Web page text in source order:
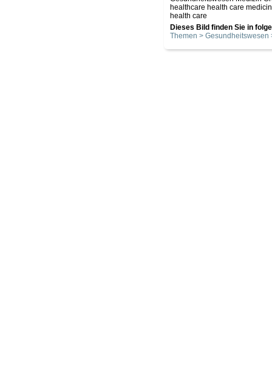
healthcare health care
health care
Dieses Bild finden Sie in
Themen > Gesundheitswesen